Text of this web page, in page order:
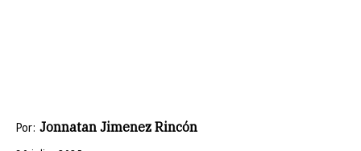
Por: Jonnatan Jimenez Rincón